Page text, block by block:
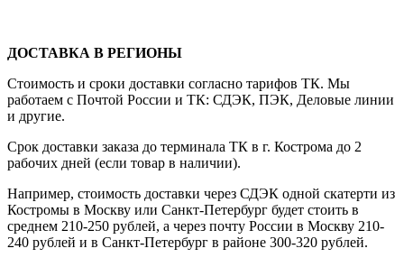
ДОСТАВКА В РЕГИОНЫ
Стоимость и сроки доставки согласно тарифов ТК. Мы
работаем с Почтой России и ТК: СДЭК, ПЭК, Деловые линии
и другие.
Срок доставки заказа до терминала ТК в г. Кострома до 2
рабочих дней (если товар в наличии).
Например, стоимость доставки через СДЭК одной скатерти из
Костромы в Москву или Санкт-Петербург будет стоить в
среднем 210-250 рублей, а через почту России в Москву 210-
240 рублей и в Санкт-Петербург в районе 300-320 рублей.